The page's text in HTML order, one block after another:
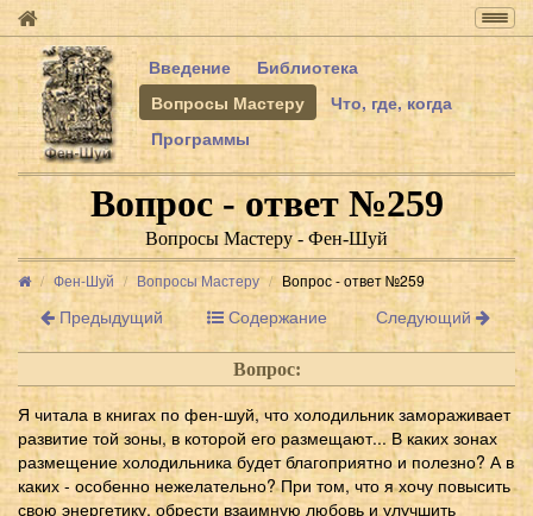
Введение
Библиотека
Вопросы Мастеру
Что, где, когда
Программы
Вопрос - ответ №259
Вопросы Мастеру - Фен-Шуй
Фен-Шуй Вопросы Мастеру Вопрос - ответ №259
Предыдущий Содержание Следующий
Вопрос:
Я читала в книгах по фен-шуй, что холодильник замораживает
развитие той зоны, в которой его размещают... В каких зонах
размещение холодильника будет благоприятно и полезно? А в
каких - особенно нежелательно? При том, что я хочу повысить
свою энергетику, обрести взаимную любовь и улучшить